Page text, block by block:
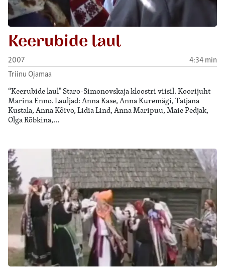
Keerubide laul
2007
4:34 min
Triinu Ojamaa
“Keerubide laul" Staro-Simonovskaja kloostri viisil. Koorijuht
Marina Enno. Lauljad: Anna Kase, Anna Kuremägi, Tatjana
Kustala, Anna Kõivo, Lidia Lind, Anna Maripuu, Maie Pedjak,
Olga Rõbkina,…